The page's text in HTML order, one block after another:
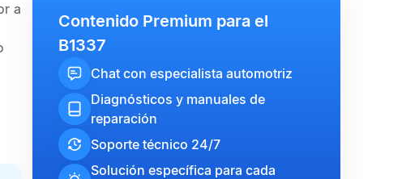
a
Contenido Premium para el
B1337
Chat con especialista automotriz
Diagnósticos y manuales de
reparación
Soporte técnico 24/7
Solución específica para cada